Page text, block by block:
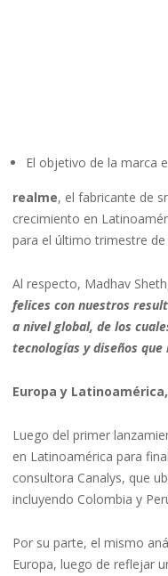
El objetivo de la marca
realme, el fabricante de
crecimiento en
para el último trimestre
Al respecto, Madhav
felices con nuestros
a nivel global, de los
tecnologías y diseños
Europa y
Luego del primer
en Latinoamérica para
consultora Canalys, que
incluyendo Colombia y
Por su parte, el mismo
Europa, luego de reflejar